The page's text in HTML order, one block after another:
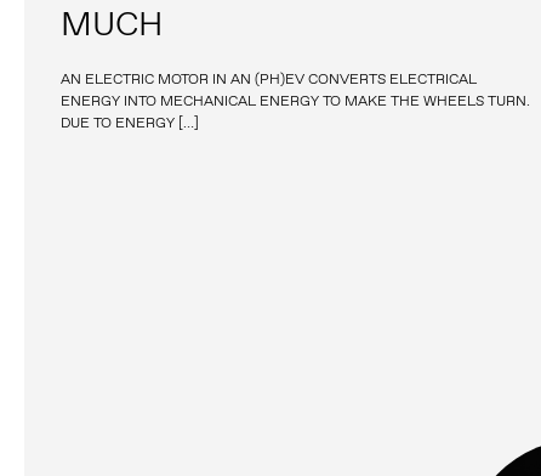
MUCH
AN ELECTRIC MOTOR IN AN (PH)EV CONVERTS ELECTRICAL
ENERGY INTO MECHANICAL ENERGY TO MAKE THE WHEELS TURN.
DUE TO ENERGY […]